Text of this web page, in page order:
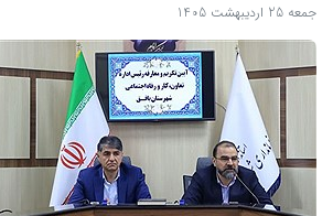
جمعه 25 اردیبهشت 1405